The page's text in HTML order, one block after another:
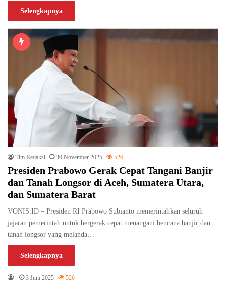
Selengkapnya
Tim Redaksi 30 November 2025 526
Presiden Prabowo Gerak Cepat Tangani Banjir
dan Tanah Longsor di Aceh, Sumatera Utara,
dan Sumatera Barat
VONIS.ID – Presiden RI Prabowo Subianto memerintahkan seluruh
jajaran pemerintah untuk bergerak cepat menangani bencana banjir dan
tanah longsor yang melanda…
Selengkapnya
3 Juni 2025 526